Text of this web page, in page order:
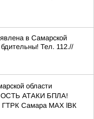
в Самарской
Тел. 112.//
области
АТАКИ БПЛА!
ГТРК Самара MAX lВК